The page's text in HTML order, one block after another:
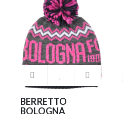
BERRETTO
BOLOGNA